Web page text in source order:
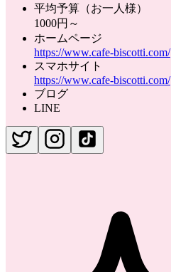
平均予算（お一人様）
1000円～
ホームページ
https://www.cafe-biscotti.com/
スマホサイト
https://www.cafe-biscotti.com/
ブログ
LINE